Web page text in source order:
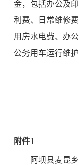
金，包括办公及
利费、日常维修
用房水电费、办
公务用车运行维
附件1
阿坝县麦昆